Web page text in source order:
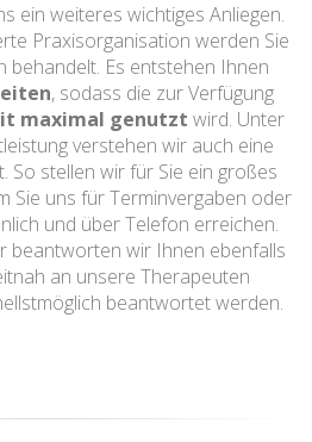
ein weiteres wichtiges Anliegen.
Praxisorganisation werden Sie
behandelt. Es entstehen Ihnen
, sodass die zur Verfügung
maximal genutzt wird. Unter
verstehen wir auch eine
So stellen wir für Sie ein großes
Sie uns für Terminvergaben oder
und über Telefon erreichen.
beantworten wir Ihnen ebenfalls
an unsere Therapeuten
beantwortet werden.